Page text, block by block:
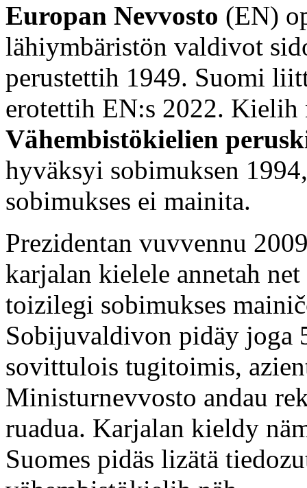
Europan Nevvosto (EN)
lähiymbäristön valdivot
perustettih 1949. Suomi
erotettih EN:s 2022.
Vähembistökielien
hyväksyi sobimuksen
sobimukses ei mainita.
Prezidentan vuvvennu
karjalan kielele annetah
toizilegi sobimukses
Sobijuvaldivon pidäy joga
sovittulois tugitoimis,
Ministurnevvosto andau
ruadua. Karjalan kieldy
Suomes pidäs lizätä